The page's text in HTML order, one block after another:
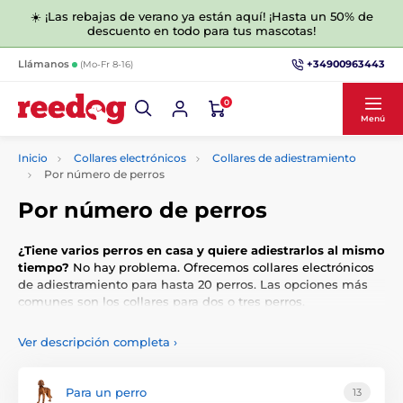
☀️ ¡Las rebajas de verano ya están aquí! ¡Hasta un 50% de
descuento en todo para tus mascotas!
Llámanos (Mo-Fr 8-16) +34900963443
0
Menú
Inicio Collares electrónicos
Collares de adiestramiento
Por número de perros
Por número de perros
¿Tiene varios perros en casa y quiere adiestrarlos al mismo
tiempo? No hay problema. Ofrecemos collares electrónicos
de adiestramiento para hasta 20 perros. Las opciones más
comunes son los collares para dos o tres perros.
adiestramiento para el adiestramiento básico y profesional
de perros. Entre nuestros clientes hay cinólogos
Ver descripción completa ›
Para un perro 13